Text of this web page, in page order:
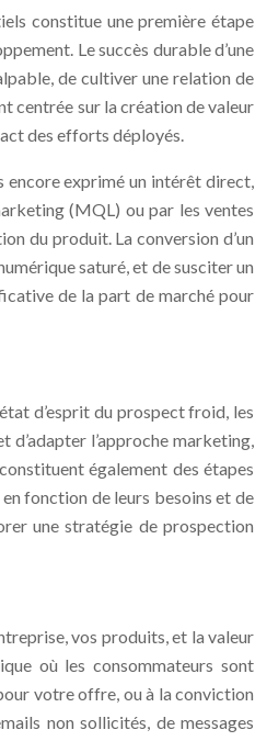
constitue une première étape
Le succès durable d’une
de cultiver une relation de
centrée sur la création de valeur
des efforts déployés.
encore exprimé un intérêt direct,
(MQL) ou par les ventes
du produit. La conversion d’un
saturé, et de susciter un
de la part de marché pour
d’esprit du prospect froid, les
l’approche marketing,
également des étapes
fonction de leurs besoins et de
une stratégie de prospection
vos produits, et la valeur
où les consommateurs sont
votre offre, ou à la conviction
non sollicités, de messages